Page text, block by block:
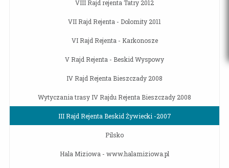
VIII Rajd rejenta Tatry 2012
VII Rajd Rejenta - Dolomity 2011
VI Rajd Rejenta - Karkonosze
V Rajd Rejenta - Beskid Wyspowy
IV Rajd Rejenta Bieszczady 2008
Wytyczania trasy IV Rajdu Rejenta Bieszczady 2008
III Rajd Rejenta Beskid Żywiecki -2007
Pilsko
Hala Miziowa - www.halamiziowa.pl